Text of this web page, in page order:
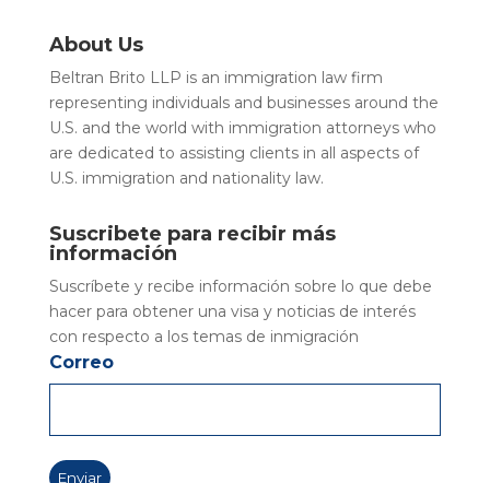
About Us
Beltran Brito LLP is an immigration law firm
representing individuals and businesses around the
U.S. and the world with immigration attorneys who
are dedicated to assisting clients in all aspects of
U.S. immigration and nationality law.
Suscribete para recibir más
información
Suscríbete y recibe información sobre lo que debe
hacer para obtener una visa y noticias de interés
con respecto a los temas de inmigración
Correo